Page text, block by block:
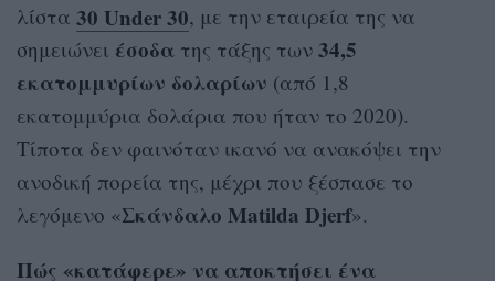
λίστα 30 Under 30, με την εταιρεία της να
σημειώνει έσοδα της τάξης των 34,5
εκατομμυρίων δολαρίων (από 1,8
εκατομμύρια δολάρια που ήταν το 2020).
Τίποτα δεν φαινόταν ικανό να ανακόψει την
ανοδική πορεία της, μέχρι που ξέσπασε το
λεγόμενο «Σκάνδαλο Matilda Djerf».
Πώς «κατάφερε» να αποκτήσει ένα